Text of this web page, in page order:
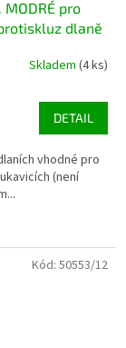
pro
dlaně
Skladem (4 ks)
DETAIL
vhodné pro
(není
Kód: 50553/12